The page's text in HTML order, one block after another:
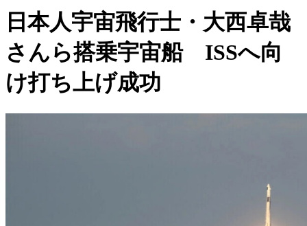
日本人宇宙飛行士・大西卓哉
さんら搭乗宇宙船 ISSへ向
け打ち上げ成功